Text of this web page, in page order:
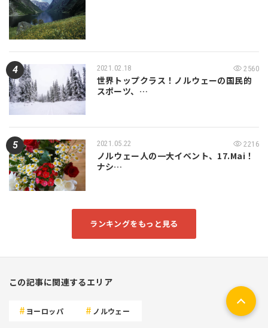
2021.02.18 2560
世界トップクラス！ノルウェーの国民的
スポーツ、…
2021.05.22 2216
ノルウェー人の一大イベント、17.Mai！
ナシ…
ランキングをもっと見る
この記事に関連するエリア
ヨーロッパ ノルウェー